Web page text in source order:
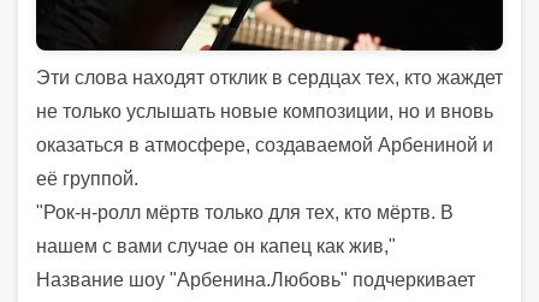
Эти слова находят отклик в сердцах тех, кто жаждет
не только услышать новые композиции, но и вновь
оказаться в атмосфере, создаваемой Арбениной и
её группой.
"Рок-н-ролл мёртв только для тех, кто мёртв. В
нашем с вами случае он капец как жив,"
Название шоу "Арбенина.Любовь" подчеркивает